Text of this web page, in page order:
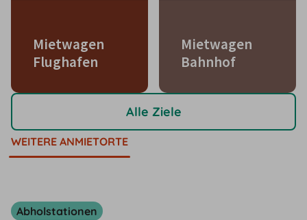
Mietwagen
Flughafen
Mietwagen
Bahnhof
Alle Ziele
WEITERE ANMIETORTE
Abholstationen